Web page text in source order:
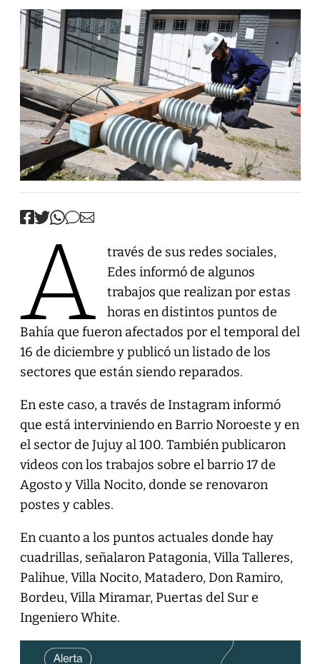
A
través de sus redes sociales,
Edes informó de algunos
trabajos que realizan por estas
horas en distintos puntos de
Bahía que fueron afectados por el temporal del
16 de diciembre y publicó un listado de los
sectores que están siendo reparados.
En este caso, a través de Instagram informó
que está interviniendo en Barrio Noroeste y en
el sector de Jujuy al 100. También publicaron
videos con los trabajos sobre el barrio 17 de
Agosto y Villa Nocito, donde se renovaron
postes y cables.
En cuanto a los puntos actuales donde hay
cuadrillas, señalaron Patagonia, Villa Talleres,
Palihue, Villa Nocito, Matadero, Don Ramiro,
Bordeu, Villa Miramar, Puertas del Sur e
Ingeniero White.